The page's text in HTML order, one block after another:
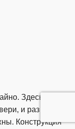
Здесь
и раз вы
Конструкция